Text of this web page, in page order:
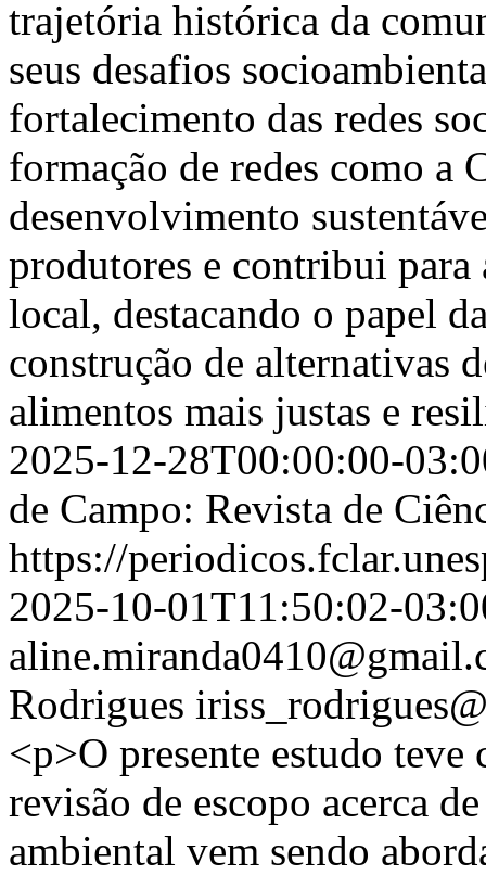
trajetória histórica da
seus desafios
fortalecimento das redes
formação de redes como a
desenvolvimento
produtores e contribui para
local, destacando o papel
construção de alternativas
alimentos mais justas e
2025-12-28T00:00:00-
de Campo: Revista de
https://
2025-10-01T11:50:02-
Rodrigues
<p>O presente estudo
revisão de escopo acerca
ambiental vem sendo